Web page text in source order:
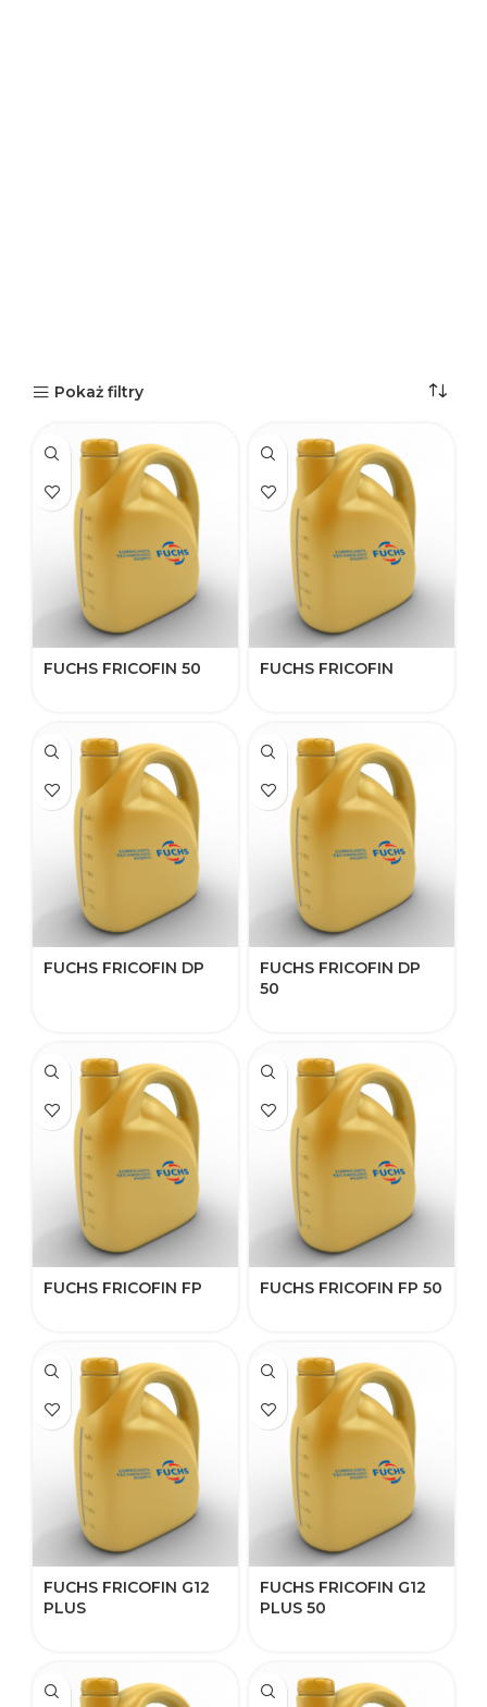
Pokaż filtry
FUCHS FRICOFIN 50 FUCHS FRICOFIN
FUCHS FRICOFIN DP
FUCHS FRICOFIN DP
50
FUCHS FRICOFIN FP FUCHS FRICOFIN FP 50
FUCHS FRICOFIN G12
PLUS
FUCHS FRICOFIN G12
PLUS 50